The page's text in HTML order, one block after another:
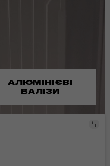
АЛЮМІНІЄВІ
ВАЛІЗИ